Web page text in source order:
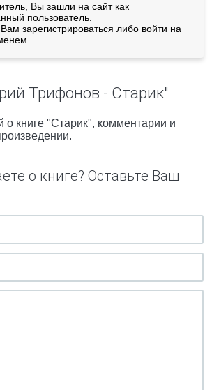
Вы зашли на сайт как
пользователь.
зарегистрироваться либо войти на
Трифонов - Старик"
о книге "Старик", комментарии и
о книге? Оставьте Ваш